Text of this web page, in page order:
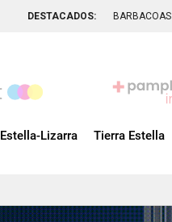
DESTACADOS: BARBACOAS
Estella-Lizarra Tierra Estella